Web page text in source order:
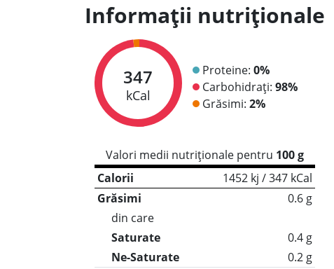
Informații nutriționale
347
kCal
Proteine: 0%
Carbohidrați: 98%
Grăsimi: 2%
Valori medii nutriționale pentru 100 g
Calorii
1452 kj / 347 kCal
Grăsimi
0.6 g
din care
Saturate
0.4 g
Ne-Saturate
0.2 g